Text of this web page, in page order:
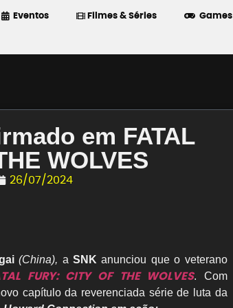
Eventos Filmes & Séries Games
em FATAL
WOLVES
26/07/2024
(China), aSNK anunciou que o veterano
FURY: CITY OF THE WOLVES. Com
capítulo da reverenciada série de luta da